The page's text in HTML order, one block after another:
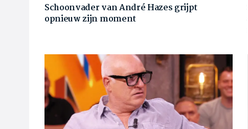
Schoonvader van André Hazes grijpt
opnieuw zijn moment